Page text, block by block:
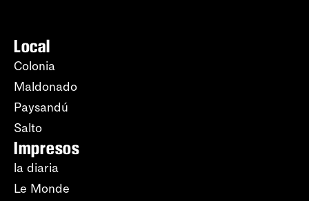
Local
Colonia
Maldonado
Paysandú
Salto
Impresos
la diaria
Le Monde